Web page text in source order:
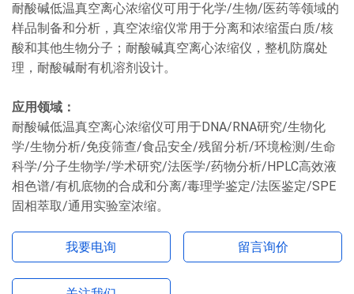
耐酸碱低温真空离心浓缩仪可用于化学/生物/医药等领域的
样品制备和分析，真空浓缩仪常用于分离和浓缩蛋白质/核
酸和其他生物分子；耐酸碱真空离心浓缩仪，整机防腐处
理，耐酸碱耐有机溶剂设计。
应用领域：
耐酸碱低温真空离心浓缩仪可用于DNA/RNA研究/生物化
学/生物分析/免疫筛查/食品安全/残留分析/环境检测/生命
科学/分子生物学/学术研究/法医学/药物分析/HPLC高效液
相色谱/有机底物的合成和分离/毒理学鉴定/法医鉴定/SPE
固相萃取/通用实验室浓缩。
我要电询 留言询价